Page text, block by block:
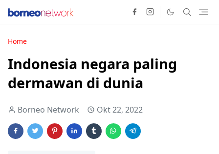
Home
Indonesia negara paling
dermawan di dunia
Borneo Network Okt 22, 2022